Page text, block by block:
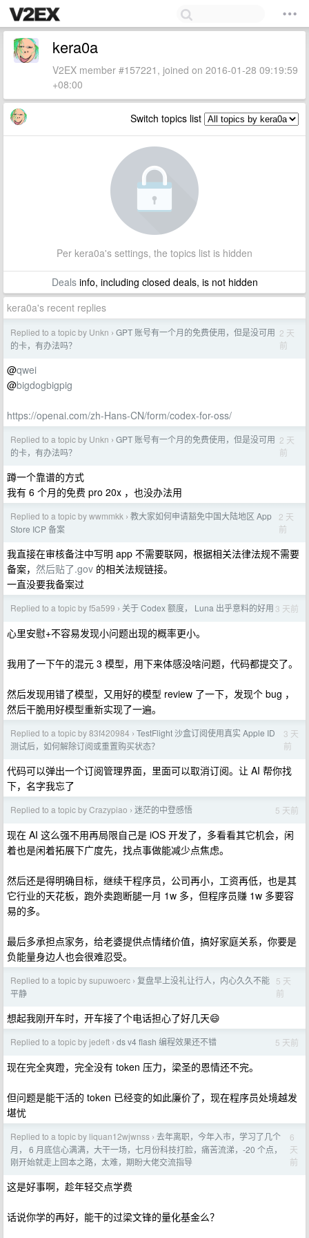
kera0a
V2EX member #157221, joined on 2016-01-28 09:19:59
+08:00
Switch topics list
Per kera0a's settings, the topics list is hidden
Dealsinfo, including closed deals, is not hidden
kera0a's recent replies
Replied to a topic by Unkn › GPT 账号有一个月的免费使用，但是没可用
的卡，有办法吗？
2 天
前
@qwei
@bigdogbigpig
https://openai.com/zh-Hans-CN/form/codex-for-oss/
Replied to a topic by Unkn › GPT 账号有一个月的免费使用，但是没可用
的卡，有办法吗？
2 天
前
蹲一个靠谱的方式
我有 6 个月的免费 pro 20x ，也没办法用
Replied to a topic by wwmmkk › 教大家如何申请豁免中国大陆地区 App
Store ICP 备案
2 天
前
我直接在审核备注中写明 app 不需要联网，根据相关法律法规不需要
备案， 然后贴了.gov 的相关法规链接。
一直没要我备案过
Replied to a topic by f5a599 › 关于 Codex 额度， Luna 出乎意料的好用 3 天前
心里安慰+不容易发现小问题出现的概率更小。
我用了一下午的混元 3 模型，用下来体感没啥问题，代码都提交了。
然后发现用错了模型，又用好的模型 review 了一下，发现个 bug ，
然后干脆用好模型重新实现了一遍。
Replied to a topic by 83f420984 › TestFlight 沙盒订阅使用真实 Apple ID
测试后，如何解除订阅或重置购买状态？
3 天
前
代码可以弹出一个订阅管理界面，里面可以取消订阅。让 AI 帮你找
下，名字我忘了
Replied to a topic by Crazypiao › 迷茫的中登感悟 5 天前
现在 AI 这么强不用再局限自己是 iOS 开发了，多看看其它机会，闲
着也是闲着拓展下广度先，找点事做能减少点焦虑。
然后还是得明确目标，继续干程序员，公司再小，工资再低，也是其
它行业的天花板，跑外卖跑断腿一月 1w 多，但程序员赚 1w 多要容
易的多。
最后多承担点家务，给老婆提供点情绪价值，搞好家庭关系，你要是
负能量身边人也会很难忍受。
Replied to a topic by supuwoerc › 复盘早上没礼让行人，内心久久不能
平静
5 天
前
想起我刚开车时，开车接了个电话担心了好几天😄
Replied to a topic by jedeft › ds v4 flash 编程效果还不错 5 天前
现在完全爽蹬，完全没有 token 压力，梁圣的恩情还不完。
但问题是能干活的 token 已经变的如此廉价了，现在程序员处境越发
堪忧
Replied to a topic by liquan12wjwnss › 去年离职，今年入市，学习了几个
月， 6 月底信心满满，大干一场，七月份科技打脸，痛苦流涕，-20 个点，
刚开始就走上回本之路，太难，期盼大佬交流指导
6
天
前
这是好事啊，趁年轻交点学费
话说你学的再好，能干的过梁文锋的量化基金么？